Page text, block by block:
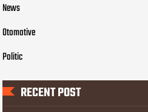
News
Otomotive
Politic
RECENT POST